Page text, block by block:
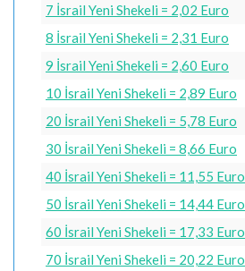
7 İsrail Yeni Shekeli = 2,02 Euro
8 İsrail Yeni Shekeli = 2,31 Euro
9 İsrail Yeni Shekeli = 2,60 Euro
10 İsrail Yeni Shekeli = 2,89 Euro
20 İsrail Yeni Shekeli = 5,78 Euro
30 İsrail Yeni Shekeli = 8,66 Euro
40 İsrail Yeni Shekeli = 11,55 Euro
50 İsrail Yeni Shekeli = 14,44 Euro
60 İsrail Yeni Shekeli = 17,33 Euro
70 İsrail Yeni Shekeli = 20,22 Euro